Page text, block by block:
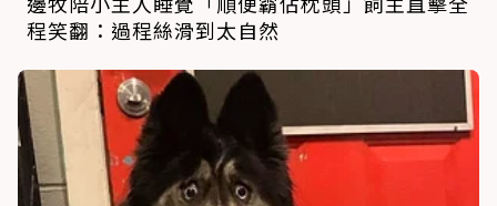
程笑翻：過程絲滑到太自然